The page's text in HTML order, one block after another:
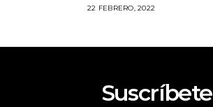
22 FEBRERO, 2022
Suscríbete